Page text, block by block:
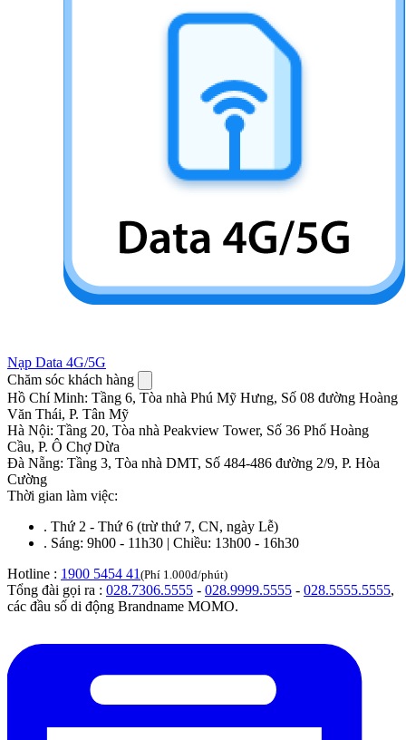
Nạp Data 4G/5G
Chăm sóc khách hàng
Hồ Chí Minh: Tầng 6, Tòa nhà Phú Mỹ Hưng, Số 08 đường Hoàng
Văn Thái, P. Tân Mỹ
Hà Nội: Tầng 20, Tòa nhà Peakview Tower, Số 36 Phố Hoàng
Cầu, P. Ô Chợ Dừa
Đà Nẵng: Tầng 3, Tòa nhà DMT, Số 484-486 đường 2/9, P. Hòa
Cường
Thời gian làm việc:
. Thứ 2 - Thứ 6 (trừ thứ 7, CN, ngày Lễ)
. Sáng: 9h00 - 11h30 | Chiều: 13h00 - 16h30
Hotline : 1900 5454 41 (Phí 1.000đ/phút)
Tổng đài gọi ra : 028.7306.5555 - 028.9999.5555 - 028.5555.5555,
các đầu số di động Brandname MOMO.